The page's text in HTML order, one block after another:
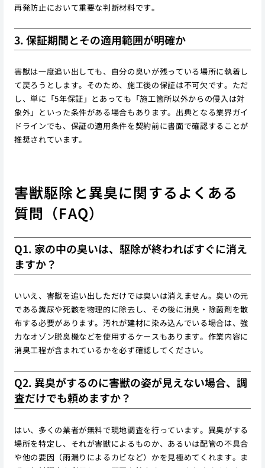
再発防止において重要な判断材料です。
3. 保証期間とその適用範囲が明確か
害獣は一度追い出しても、自分の臭いが残っている場所に執着し
て戻ろうとします。そのため、施工後の保証は不可欠です。ただ
し、単に「5年保証」とあっても「施工箇所以外からの侵入は対
象外」といった条件がある場合もあります。出典となる業界ガイ
ドラインでも、保証の適用条件を契約前に書面で確認することが
推奨されています。
害獣駆除と異臭に関するよくある
質問（FAQ）
Q1. 家の中の臭いは、駆除が終わればすぐに消え
ますか？
いいえ、害獣を追い出しただけでは臭いは消えません。臭いの元
である糞尿や死骸を物理的に除去し、その後に消臭・除菌剤を散
布する必要があります。汚れが建材に染み込んでいる場合は、強
力なオゾン脱臭機などを使用するケースもあります。作業内容に
消臭工程が含まれているかを必ず確認してください。
Q2. 異臭がするのに害獣の姿が見えない場合、調
査だけでも頼めますか？
はい、多くの業者が無料で現地調査を行っています。異臭がする
場所を特定し、それが害獣によるものか、あるいは配管の不具合
や他の要因（雨漏りによるカビなど）かを見極めてくれます。ま